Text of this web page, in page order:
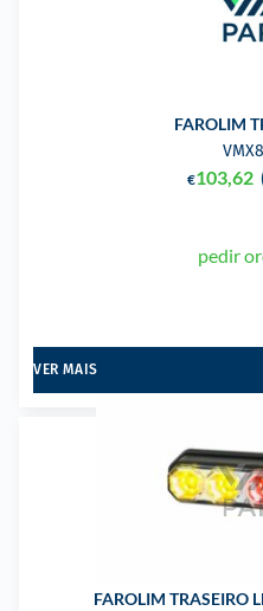
FAROLIM
€103,62
pedir
VER MAIS
FAROLIM TRASEIRO